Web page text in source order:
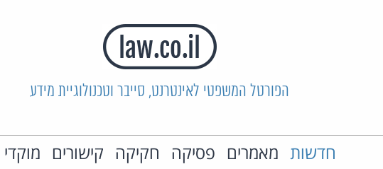
הפורטל המשפטי לאינטרנט, סייבר וטכנולוגיית מידע
חדשות מאמרים פסיקה חקיקה קישורים